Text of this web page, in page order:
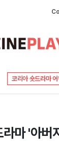
코리아 숏드라마
마 '아버